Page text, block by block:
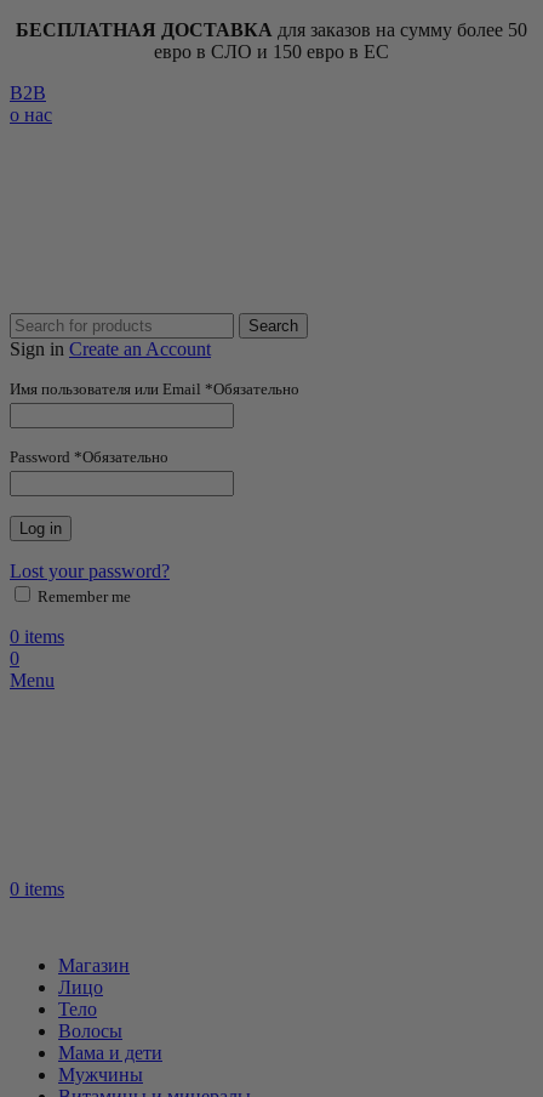
БЕСПЛАТНАЯ ДОСТАВКА для заказов на сумму более 50
евро в СЛО и 150 евро в ЕС
B2B
о нас
Search
Sign in Create an Account
Имя пользователя или Email *Обязательно
Password *Обязательно
Log in
Lost your password?
Remember me
0 items
0
Menu
0 items
Магазин
Лицо
Тело
Волосы
Мама и дети
Мужчины